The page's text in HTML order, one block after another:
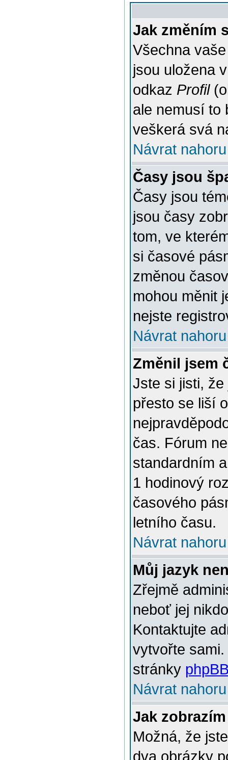
Jak změním
Všechna
jsou uložena
odkaz Profil
ale nemusí to
veškerá svá
Návrat nahoru
Časy jsou
Časy jsou
jsou časy
tom, ve
si časové
změnou
mohou měnit
nejste
Návrat nahoru
Změnil jsem
Jste si jisti,
přesto se liší
čas. Fórum
standardním
1 hodinový
časového
letního času.
Návrat nahoru
Můj jazyk
Zřejmě
neboť jej
Kontaktujte
vytvořte
stránky
Návrat nahoru
Jak
Možná, že
dva obrázky